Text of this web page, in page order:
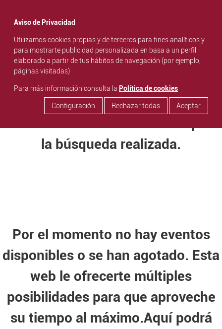
Aviso de Privacidad
Utilizamos cookies propias y de terceros para fines analíticos y
para mostrarte publicidad personalizada en basa a un perfil
elaborado a partir de tus hábitos de navegación (por ejemplo,
páginas visitadas)
Para más información consulta la Política de cookies
Configuración Rechazar todas Aceptar
la búsqueda realizada.
Por el momento no hay eventos
disponibles o se han agotado. Esta
web le ofrecerte múltiples
posibilidades para que aproveche
su tiempo al máximo.Aquí podrá